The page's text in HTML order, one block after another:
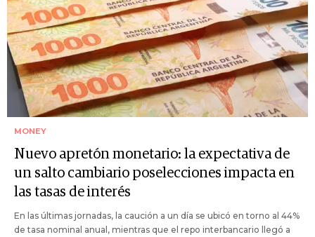
MONEY
Nuevo apretón monetario: la expectativa de
un salto cambiario poselecciones impacta en
las tasas de interés
En las últimas jornadas, la caución a un día se ubicó en torno al 44%
de tasa nominal anual, mientras que el repo interbancario llegó a